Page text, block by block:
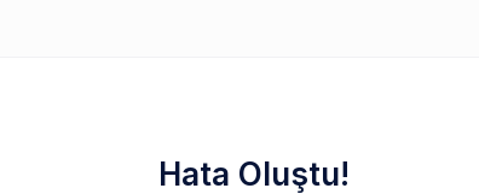
Hata Oluştu!